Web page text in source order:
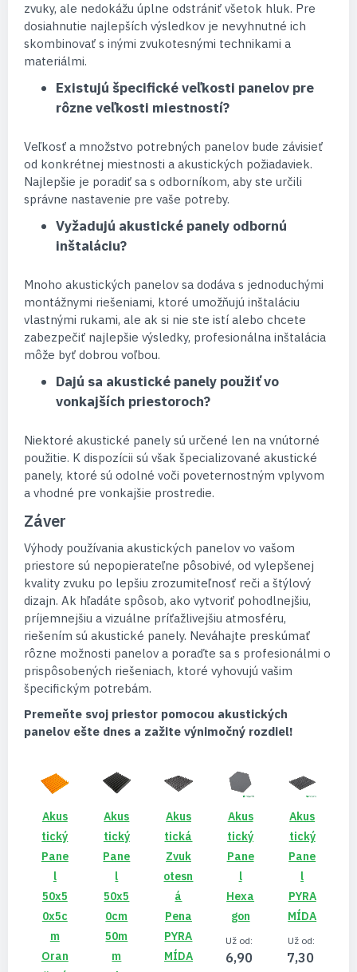
zvuky, ale nedokážu úplne odstrániť všetok hluk. Pre
dosiahnutie najlepších výsledkov je nevyhnutné ich
skombinovať s inými zvukotesnými technikami a
materiálmi.
Existujú špecifické veľkosti panelov pre
rôzne veľkosti miestností?
Veľkosť a množstvo potrebných panelov bude závisieť
od konkrétnej miestnosti a akustických požiadaviek.
Najlepšie je poradiť sa s odborníkom, aby ste určili
správne nastavenie pre vaše potreby.
Vyžadujú akustické panely odbornú
inštaláciu?
Mnoho akustických panelov sa dodáva s jednoduchými
montážnymi riešeniami, ktoré umožňujú inštaláciu
vlastnými rukami, ale ak si nie ste istí alebo chcete
zabezpečiť najlepšie výsledky, profesionálna inštalácia
môže byť dobrou voľbou.
Dajú sa akustické panely použiť vo
vonkajších priestoroch?
Niektoré akustické panely sú určené len na vnútorné
použitie. K dispozícii sú však špecializované akustické
panely, ktoré sú odolné voči poveternostným vplyvom
a vhodné pre vonkajšie prostredie.
Záver
Výhody používania akustických panelov vo vašom
priestore sú nepopierateľne pôsobivé, od vylepšenej
kvality zvuku po lepšiu zrozumiteľnosť reči a štýlový
dizajn. Ak hľadáte spôsob, ako vytvoriť pohodlnejšiu,
príjemnejšiu a vizuálne príťažlivejšiu atmosféru,
riešením sú akustické panely. Neváhajte preskúmať
rôzne možnosti panelov a poraďte sa s profesionálmi o
prispôsobených riešeniach, ktoré vyhovujú vašim
špecifickým potrebám.
Premeňte svoj priestor pomocou akustických
panelov ešte dnes a zažite výnimočný rozdiel!
Akus
Tický
Pane
L
50x5
0x5c
M
Oran
Akus
Tický
Pane
L
50x5
0cm
50m
M
Akus
Tická
Zvuk
Otesn
Á
Pena
PYRA
MÍDA
Akus
Tický
Pane
L
Hexa
Gon
Už od
6,90 €
Akus
Tický
Pane
L
PYRA
MÍDA
Už od
7,30 €